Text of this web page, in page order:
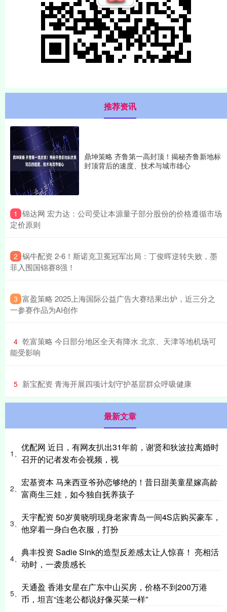
推荐资讯
鼎坤策略 齐鲁第一高封顶！揭秘齐鲁新地标
封顶背后的速度、技术与城市雄心
1 ​锦达网 宏力达：公司受让本源量子部分股份的价格遵循市场
定价原则
2 ​锅牛配资 2-6！斯诺克卫冕冠军出局：丁俊晖逆转失败，墨
菲入围国锦赛8强！
3 ​富盈策略 2025上海国际公益广告大赛结果出炉，近三分之
一参赛作品为AI创作
4 ​乾富策略 今日部分地区全天有降水 北京、天津等地机场可
能受影响
5 ​新宝配资 青海开展四项计划守护基层群众呼吸健康
最新文章
1、
优配网 近日，有网友扒出31年前，谢贤和狄波拉离婚时
召开的记者发布会视频，视
2、
宏基资本 马来西亚爷孙恋够绝的！昔日甜美童星嫁高龄
富商生三娃，如今独自抚养孩子
3、
天宇配资 50岁黄晓明现身老家青岛一间4S店购买豪车，
他穿着一身白色衣服，打扮
4、
典丰投资 Sadie Sink的造型反差感太让人惊喜！ 亮相活
动时，一袭质感长
5、
天通盈 香港女星在广东中山买房，价格不到200万港
币，坦言“连老公都说好像买菜一样”